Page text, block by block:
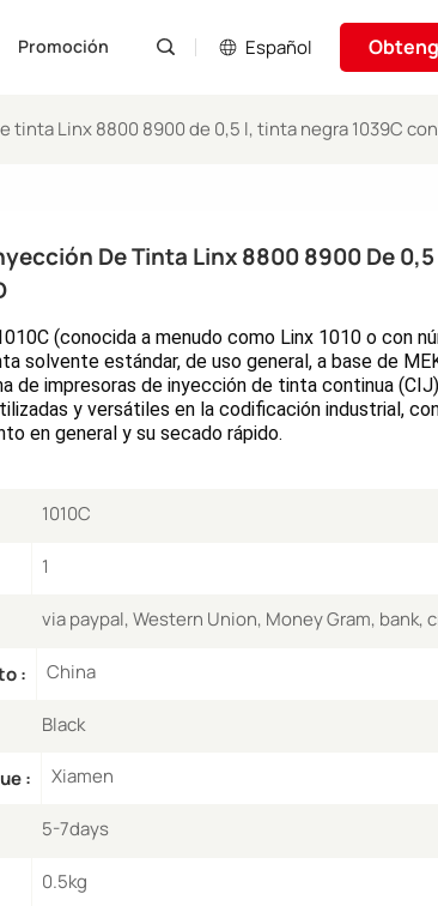
Promoción Español
Español
العربية
فارسی
tinta Linx 8800 8900 de 0,5 l, tinta negra 1039C con
De Tinta Linx 8800 8900 De
(conocida a menudo como Linx 1010 o con
solvente estándar, de uso general, a base de
de impresoras de inyección de tinta continua
y versátiles en la codificación industrial,
en general y su secado rápido.
1010C
1
via paypal, Western Union, Money Gram, bank,
: China
Black
: Xiamen
5-7days
0.5kg